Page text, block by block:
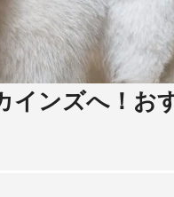
インズへ！お